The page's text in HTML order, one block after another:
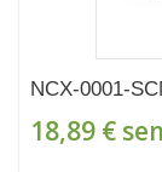
NCX-0001-
18,89 €